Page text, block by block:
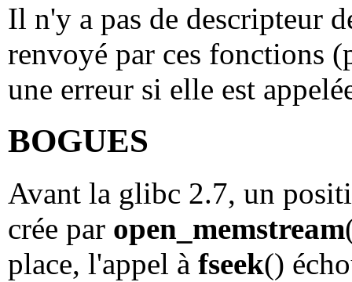
Il n'y a pas de descripteur
renvoyé par ces fonctions
une erreur si elle est
BOGUES
Avant la glibc 2.7, un
crée par open_memstream
place, l'appel à fseek()